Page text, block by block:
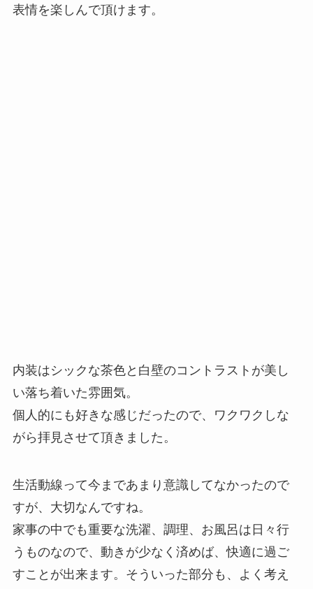
表情を楽しんで頂けます。
内装はシックな茶色と白壁のコントラストが美し
い落ち着いた雰囲気。
個人的にも好きな感じだったので、ワクワクしな
がら拝見させて頂きました。
生活動線って今まであまり意識してなかったので
すが、大切なんですね。
家事の中でも重要な洗濯、調理、お風呂は日々行
うものなので、動きが少なく済めば、快適に過ご
すことが出来ます。そういった部分も、よく考え